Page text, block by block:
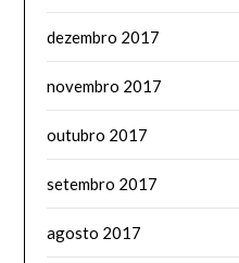
dezembro 2017
novembro 2017
outubro 2017
setembro 2017
agosto 2017